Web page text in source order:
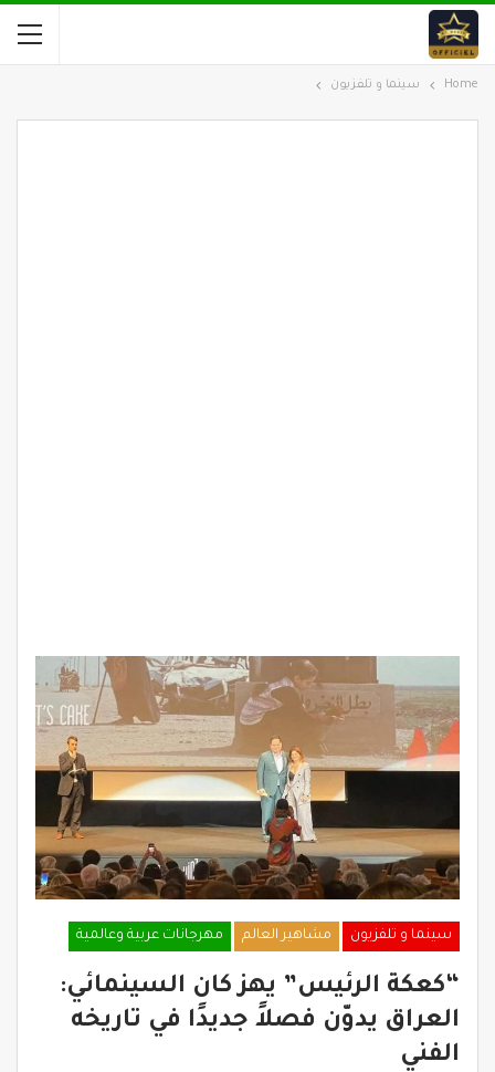
Home سينما و تلفزيون
سينما و تلفزيون مشاهير العالم مهرجانات عربية وعالمية
“كعكة الرئيس” يهز كان السينمائي:
العراق يدوّن فصلاً جديدًا في تاريخه
الفني